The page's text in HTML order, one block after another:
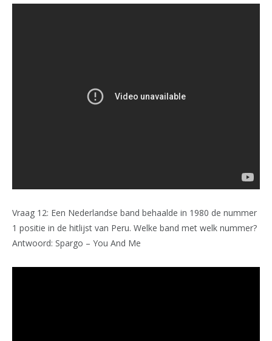
Vraag 12: Een Nederlandse band behaalde in 1980 de nummer
1 positie in de hitlijst van Peru. Welke band met welk nummer?
Antwoord: Spargo – You And Me